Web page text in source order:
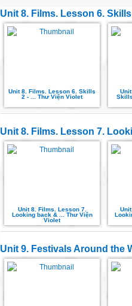
Unit 8. Films. Lesson 6.
Unit 8. Films. Lesson 6. Skills
2 - ... Thư Viện Violet
Unit 8. Films. Lesson 7.
Unit 8. Films. Lesson 7.
Looking back & ... Thư Viện
Violet
Unit 9. Festivals Around the